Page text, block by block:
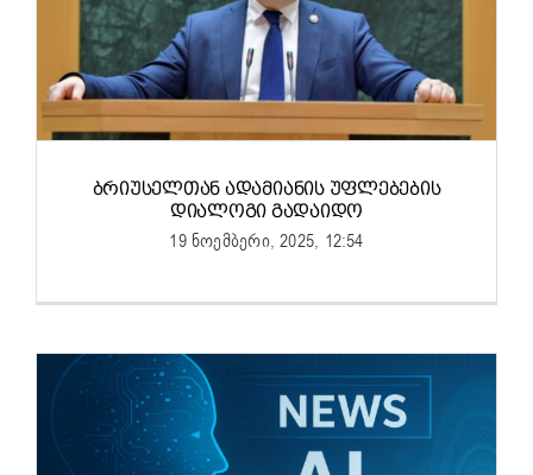
ᲑᲠᲘᲣᲡᲔᲚᲗᲐᲜ ᲐᲓᲐᲛᲘᲐᲜᲘᲡ ᲣᲤᲚᲔᲑᲔᲑᲘᲡ
ᲓᲘᲐᲚᲝᲒᲘ ᲒᲐᲓᲐᲘᲓᲝ
19 ნოემბერი, 2025, 12:54